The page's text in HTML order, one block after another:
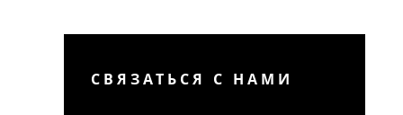
СВЯЗАТЬСЯ С НАМИ